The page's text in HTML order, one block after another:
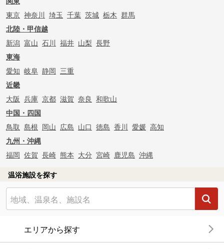
東京 神奈川 埼玉 千葉 茨城 栃木 群馬
北陸・甲信越
新潟 富山 石川 福井 山梨 長野
東海
愛知 岐阜 静岡 三重
近畿
大阪 兵庫 京都 滋賀 奈良 和歌山
中国・四国
鳥取 島根 岡山 広島 山口 徳島 香川 愛媛 高知
九州・沖縄
福岡 佐賀 長崎 熊本 大分 宮崎 鹿児島 沖縄
温浴施設を探す
エリアから探す